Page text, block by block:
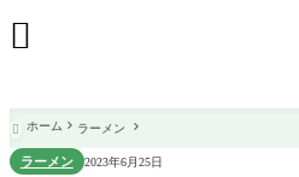

 ホーム ラーメン
ラーメン 2023年6月25日